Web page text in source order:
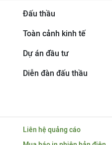
Đấu thầu
Toàn cảnh kinh tế
Dự án đầu tư
Diễn đàn đấu thầu
Liên hệ quảng cáo